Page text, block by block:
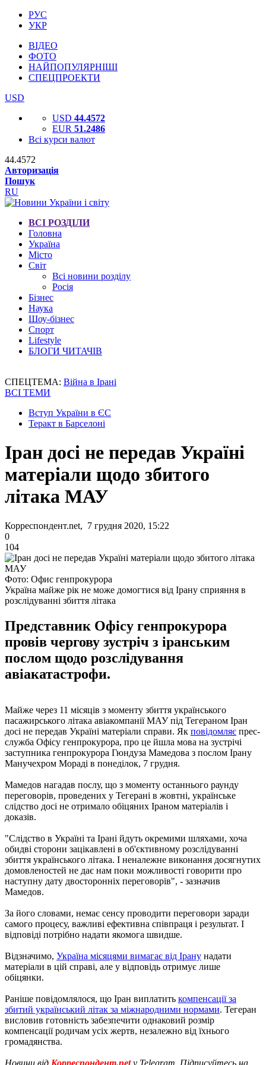
РУС
УКР
ВІДЕО
ФОТО
НАЙПОПУЛЯРНІШІ
СПЕЦПРОЕКТИ
USD
USD 44.4572
EUR 51.2486
Всі курси валют
44.4572
Авторизація
Пошук
RU
ВСІ РОЗДІЛИ
Головна
Україна
Місто
Світ
Всі новини розділу
Росія
Бізнес
Наука
Шоу-бізнес
Спорт
Lifestyle
БЛОГИ ЧИТАЧІВ
СПЕЦТЕМА: Війна в Ірані
ВСІ ТЕМИ
Вступ України в ЄС
Теракт в Барселоні
Іран досі не передав Україні
матеріали щодо збитого
літака МАУ
Корреспондент.net, 7 грудня 2020, 15:22
0
104
Фото: Офис генпрокурора
Україна майже рік не може домогтися від Ірану сприяння в
розслідуванні збиття літака
Представник Офісу генпрокурора
провів чергову зустріч з іранським
послом щодо розслідування
авіакатастрофи.
Майже через 11 місяців з моменту збиття українського
пасажирського літака авіакомпанії МАУ під Тегераном Іран
досі не передав Україні матеріали справи. Як повідомляє прес-
служба Офісу генпрокурора, про це йшла мова на зустрічі
заступника генпрокурора Гюндуза Мамедова з послом Ірану
Манучехром Мораді в понеділок, 7 грудня.
Мамедов нагадав послу, що з моменту останнього раунду
переговорів, проведених у Тегерані в жовтні, українське
слідство досі не отримало обіцяних Іраном матеріалів і
доказів.
"Слідство в Україні та Ірані йдуть окремими шляхами, хоча
обидві сторони зацікавлені в об'єктивному розслідуванні
збиття українського літака. І неналежне виконання досягнутих
домовленостей не дає нам поки можливості говорити про
наступну дату двосторонніх переговорів", - зазначив
Мамедов.
За його словами, немає сенсу проводити переговори заради
самого процесу, важливі ефективна співпраця і результат. І
відповіді потрібно надати якомога швидше.
Відзначимо, Україна місяцями вимагає від Ірану надати
матеріали в цій справі, але у відповідь отримує лише
обіцянки.
Раніше повідомлялося, що Іран виплатить компенсації за
збитий український літак за міжнародними нормами. Тегеран
висловив готовність забезпечити однаковий розмір
компенсації родичам усіх жертв, незалежно від їхнього
громадянства.
Новини від Корреспондент.netу Telegram. Підписуйтесь на